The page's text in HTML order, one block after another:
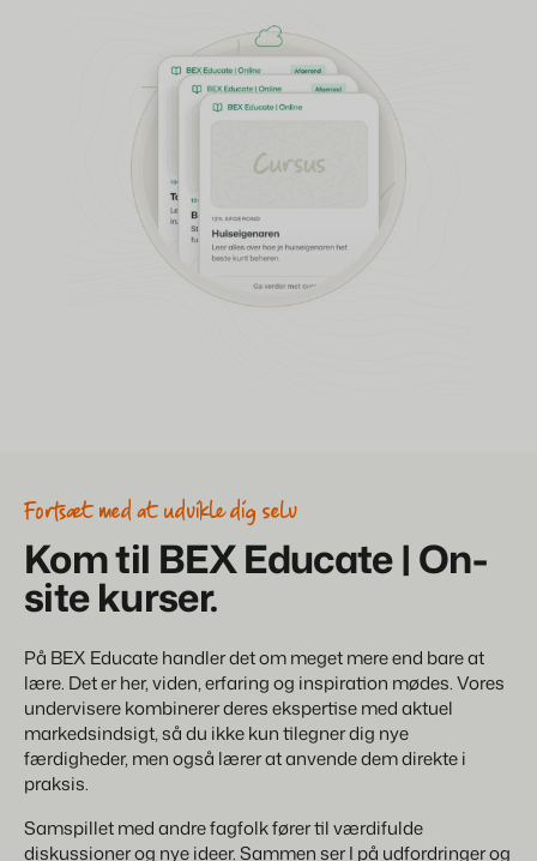
Fortsæt med at udvikle dig selv
Kom til BEX Educate | On-
site kurser.
På BEX Educate handler det om meget mere end bare at
lære. Det er her, viden, erfaring og inspiration mødes. Vores
undervisere kombinerer deres ekspertise med aktuel
markedsindsigt, så du ikke kun tilegner dig nye
færdigheder, men også lærer at anvende dem direkte i
praksis.
Samspillet med andre fagfolk fører til værdifulde
diskussioner og nye ideer. Sammen ser I på udfordringer og